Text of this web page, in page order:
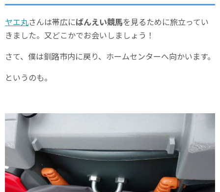
ヤエ丸さんは帯広にばんえい競馬を見るために旅立ってい
きました。又どこかでお会いしましょう！
さて、僕は釧路市内に戻り、ホームセンターへ向かいます。
というのも。